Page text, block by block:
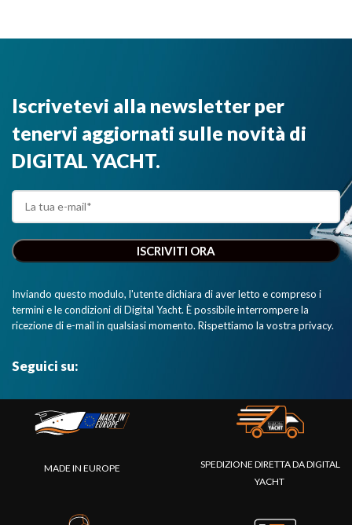
Iscrivetevi alla newsletter per
tenervi aggiornati sulle novità di
DIGITAL YACHT.
Inviando questo modulo, l'utente dichiara di aver letto e compreso i
termini e le condizioni di Digital Yacht. È possibile interrompere la
ricezione di e-mail in qualsiasi momento. Rispettiamo la vostra privacy.
Seguici su:
MADE IN EUROPE
SPEDIZIONE DIRETTA DA DIGITAL
YACHT